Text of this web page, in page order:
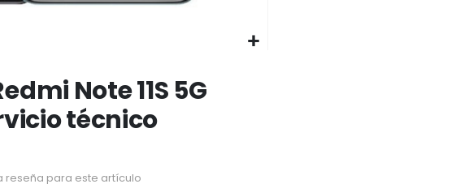
Note 11S 5G
técnico
reseña para este artículo